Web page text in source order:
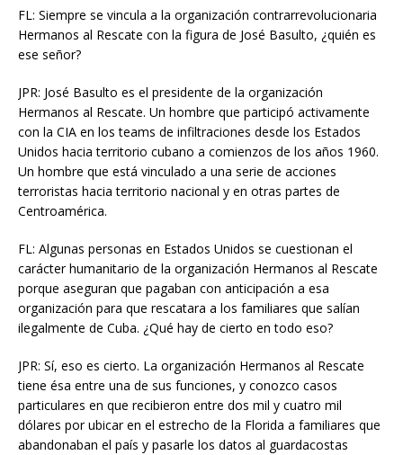
FL: Siempre se vincula a la organización contrarrevolucionaria
Hermanos al Rescate con la figura de José Basulto, ¿quién es
ese señor?
JPR: José Basulto es el presidente de la organización
Hermanos al Rescate. Un hombre que participó activamente
con la CIA en los teams de infiltraciones desde los Estados
Unidos hacia territorio cubano a comienzos de los años 1960.
Un hombre que está vinculado a una serie de acciones
terroristas hacia territorio nacional y en otras partes de
Centroamérica.
FL: Algunas personas en Estados Unidos se cuestionan el
carácter humanitario de la organización Hermanos al Rescate
porque aseguran que pagaban con anticipación a esa
organización para que rescatara a los familiares que salían
ilegalmente de Cuba. ¿Qué hay de cierto en todo eso?
JPR: Sí, eso es cierto. La organización Hermanos al Rescate
tiene ésa entre una de sus funciones, y conozco casos
particulares en que recibieron entre dos mil y cuatro mil
dólares por ubicar en el estrecho de la Florida a familiares que
abandonaban el país y pasarle los datos al guardacostas